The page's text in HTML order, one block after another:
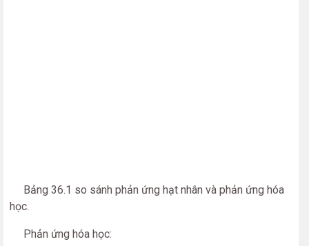
Bảng 36.1 so sánh phản ứng hạt nhân và phản ứng hóa
học.
Phản ứng hóa học: